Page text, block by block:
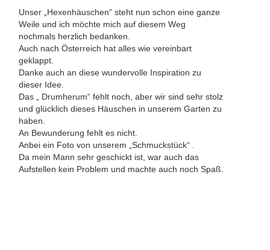
Unser „Hexenhäuschen“ steht nun schon eine ganze
Weile und ich möchte mich auf diesem Weg
nochmals herzlich bedanken.
Auch nach Österreich hat alles wie vereinbart
geklappt.
Danke auch an diese wundervolle Inspiration zu
dieser Idee.
Das „ Drumherum“ fehlt noch, aber wir sind sehr stolz
und glücklich dieses Häuschen in unserem Garten zu
haben.
An Bewunderung fehlt es nicht.
Anbei ein Foto von unserem „Schmuckstück“ .
Da mein Mann sehr geschickt ist, war auch das
Aufstellen kein Problem und machte auch noch Spaß.